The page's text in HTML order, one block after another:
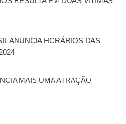
ANUNCIA HORÁRIOS DAS
MAIS UMA ATRAÇÃO